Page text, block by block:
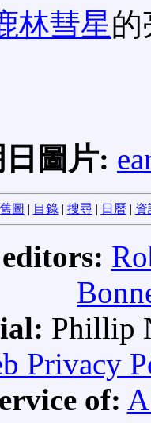
林彗星的
日圖片:
舊圖 | 目錄| 搜尋| 日曆 | 資
Phillip
Privacy
of: